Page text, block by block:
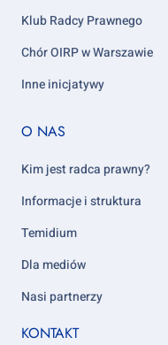
Klub Radcy Prawnego
Chór OIRP w Warszawie
Inne inicjatywy
Footer
5
O NAS
Kim jest radca prawny?
Informacje i struktura
Temidium
Dla mediów
Nasi partnerzy
KONTAKT